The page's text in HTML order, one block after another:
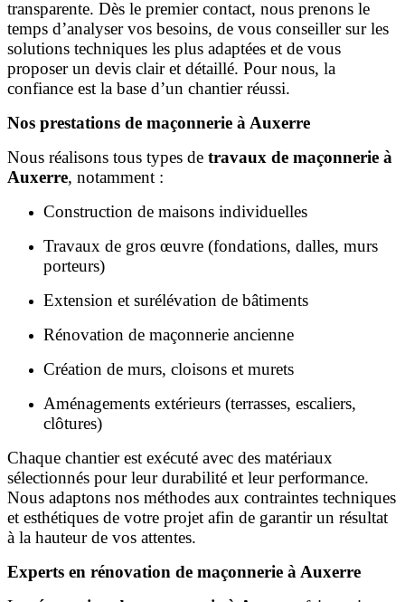
transparente. Dès le premier contact, nous prenons le
temps d’analyser vos besoins, de vous conseiller sur les
solutions techniques les plus adaptées et de vous
proposer un devis clair et détaillé. Pour nous, la
confiance est la base d’un chantier réussi.
Nos prestations de maçonnerie à Auxerre
Nous réalisons tous types de travaux de maçonnerie à
Auxerre, notamment :
Construction de maisons individuelles
Travaux de gros œuvre (fondations, dalles, murs
porteurs)
Extension et surélévation de bâtiments
Rénovation de maçonnerie ancienne
Création de murs, cloisons et murets
Aménagements extérieurs (terrasses, escaliers,
clôtures)
Chaque chantier est exécuté avec des matériaux
sélectionnés pour leur durabilité et leur performance.
Nous adaptons nos méthodes aux contraintes techniques
et esthétiques de votre projet afin de garantir un résultat
à la hauteur de vos attentes.
Experts en rénovation de maçonnerie à Auxerre